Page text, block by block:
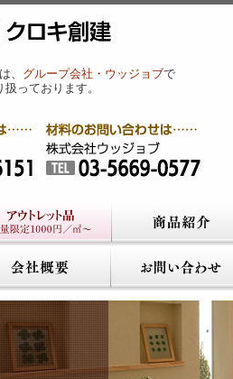
、 グループ会社・ウッジョブで
扱っております。